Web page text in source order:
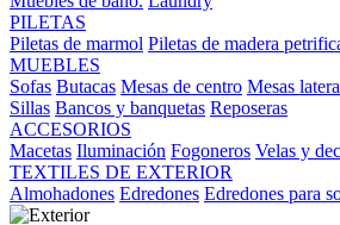
PILETAS
Piletas de marmol Piletas de madera
MUEBLES
Sofas Butacas Mesas de centro Mesas
Sillas Bancos y banquetas Reposeras
ACCESORIOS
Macetas Iluminación Fogoneros Velas y
TEXTILES DE EXTERIOR
Almohadones Edredones Edredones para